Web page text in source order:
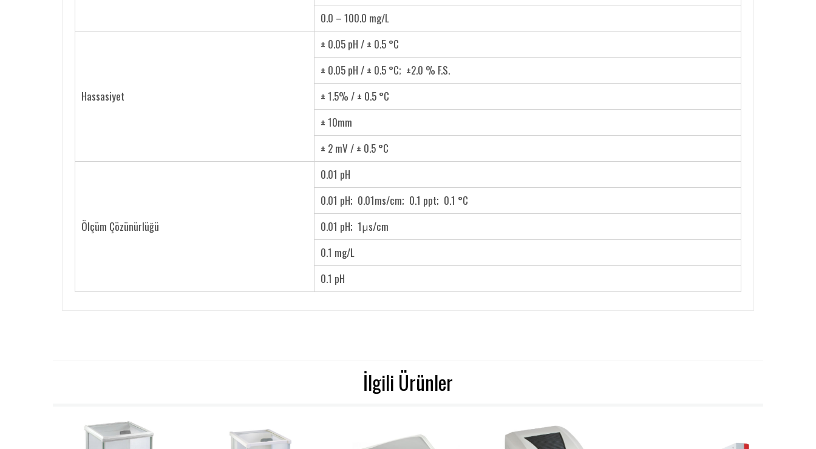
0.0 – 100.0 mg/L
Hassasiyet
± 0.05 pH / ± 0.5 °C
± 0.05 pH / ± 0.5 °C; ±2.0 % F.S.
± 1.5% / ± 0.5 °C
± 10mm
± 2 mV / ± 0.5 °C
Ölçüm Çözünürlüğü
0.01 pH
0.01 pH; 0.01ms/cm; 0.1 ppt; 0.1 °C
0.01 pH; 1μs/cm
0.1 mg/L
0.1 pH
İlgili Ürünler